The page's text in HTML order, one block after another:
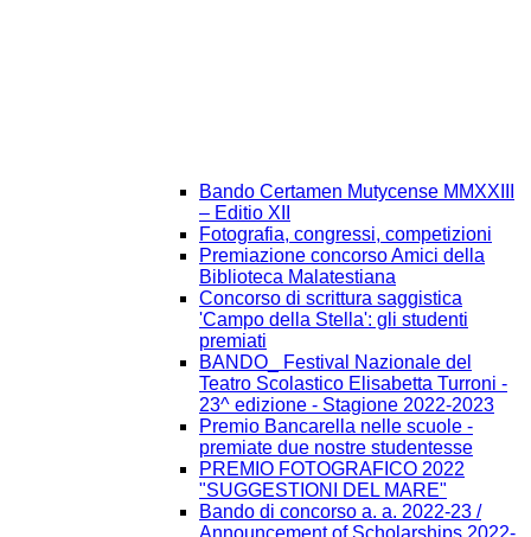
Bando Certamen Mutycense MMXXIII
– Editio XII
Fotografia, congressi, competizioni
Premiazione concorso Amici della
Biblioteca Malatestiana
Concorso di scrittura saggistica
'Campo della Stella': gli studenti
premiati
BANDO_ Festival Nazionale del
Teatro Scolastico Elisabetta Turroni -
23^ edizione - Stagione 2022-2023
Premio Bancarella nelle scuole -
premiate due nostre studentesse
PREMIO FOTOGRAFICO 2022
"SUGGESTIONI DEL MARE"
Bando di concorso a. a. 2022-23 /